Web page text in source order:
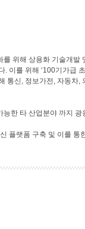
위해 상용화 기술개발
이를 위해 ‘100기가급
통신, 정보가전, 자동차,
한 타 산업분야 까지
플랫폼 구축 및 이를 통